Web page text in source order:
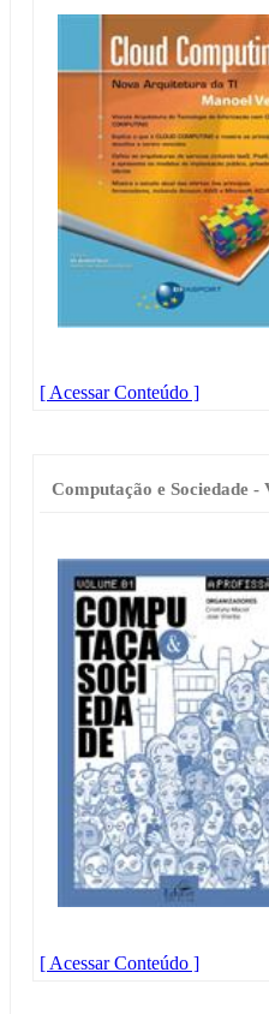
[ Acessar Conteúdo ]
Computação e Sociedade -
[ Acessar Conteúdo ]